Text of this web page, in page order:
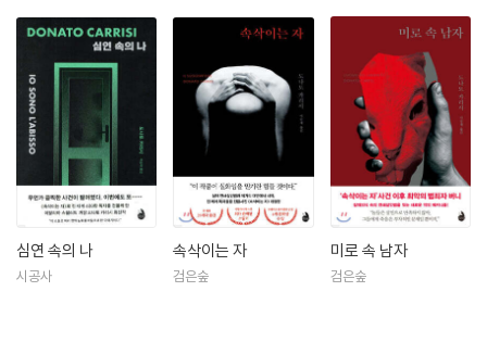
후 세계적으로 600만 부 이상 팔리며 큰 화제를 낳았다.
바티칸 내사관과 카멜레온 연쇄살인범을 소재로 한 『영혼의 심판』과 『속
삭이는 자』의 후속작인 『이름 없는 자: 속삭이는 자 두 번째 이야기』를 연
이어 히트시키며 명실상부 이탈리아를 대표하는 스릴러소설 작가가 되었
다. 영화 시나리오용으로 구상했다가 소설로 재집필한 신작 장편소설 『안
개 속 소녀』를 통해 감독으로 성공적으로 데뷔한 작가는 두 번째 영화로
『미로 속 남자』를 선택, ‘속삭이는 자 시리즈’ 중에는 처음으로 영화화했다.
작가는 현재 로마에 거주하며 새로운 작품을 구상하고 있다.
심연 속의 나
시공사
속삭이는 자
검은숲
미로 속 남자
검은숲